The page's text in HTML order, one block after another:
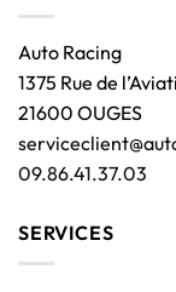
Auto Racing
1375 Rue de
21600 OUGES
09.86.41.37.03
SERVICES